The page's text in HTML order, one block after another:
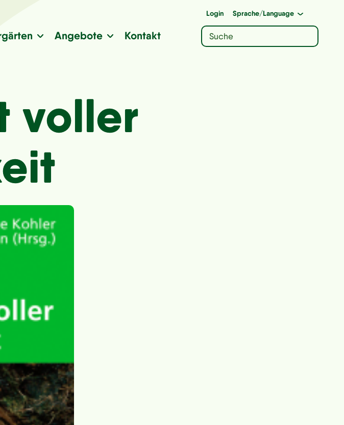
Login Sprache/Language
Angebote Kontakt
voller